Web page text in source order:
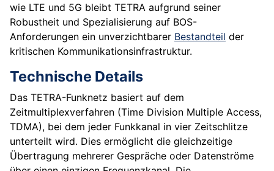
wie LTE und 5G bleibt TETRA aufgrund seiner
Robustheit und Spezialisierung auf BOS-
Anforderungen ein unverzichtbarer Bestandteil der
kritischen Kommunikationsinfrastruktur.
Technische Details
Das TETRA-Funknetz basiert auf dem
Zeitmultiplexverfahren (Time Division Multiple Access,
TDMA), bei dem jeder Funkkanal in vier Zeitschlitze
unterteilt wird. Dies ermöglicht die gleichzeitige
Übertragung mehrerer Gespräche oder Datenströme